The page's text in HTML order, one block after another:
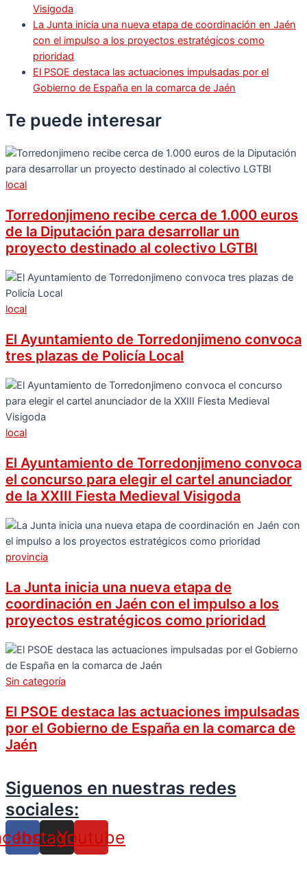
Visigoda
La Junta inicia una nueva etapa de coordinación en Jaén
con el impulso a los proyectos estratégicos como
prioridad
El PSOE destaca las actuaciones impulsadas por el
Gobierno de España en la comarca de Jaén
Te puede interesar
local
Torredonjimeno recibe cerca de 1.000 euros
de la Diputación para desarrollar un
proyecto destinado al colectivo LGTBI
local
El Ayuntamiento de Torredonjimeno convoca
tres plazas de Policía Local
local
El Ayuntamiento de Torredonjimeno convoca
el concurso para elegir el cartel anunciador
de la XXIII Fiesta Medieval Visigoda
provincia
La Junta inicia una nueva etapa de
coordinación en Jaén con el impulso a los
proyectos estratégicos como prioridad
Sin categoría
El PSOE destaca las actuaciones impulsadas
por el Gobierno de España en la comarca de
Jaén
Siguenos en nuestras redes
sociales:
Instagram
Youtube